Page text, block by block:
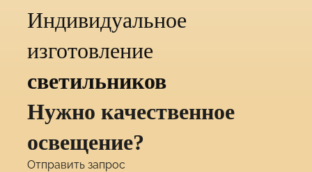
Индивидуальное
изготовление
светильников
Нужно качественное
освещение?
Отправить запрос